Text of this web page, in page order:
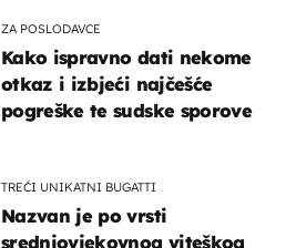
ZA POSLODAVCE
Kako ispravno dati nekome
otkaz i izbjeći najčešće
pogreške te sudske sporove
TREĆI UNIKATNI BUGATTI
Nazvan je po vrsti
srednjovjekovnog viteškog